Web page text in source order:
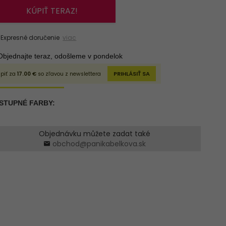
KÚPIŤ TERAZ!
doručenie viac
Objednávku můžete zadat také
obchod@panikabelkova.sk